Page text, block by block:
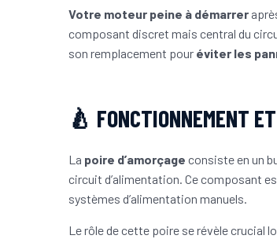
Votre moteur peine à démarrer
composant discret mais central du
son remplacement pour éviter les
🍐 FONCTIONNEMENT ET
La poire d’amorçage consiste en un
circuit d’alimentation. Ce composant
systèmes d’alimentation manuels.
Le rôle de cette poire se révèle crucial